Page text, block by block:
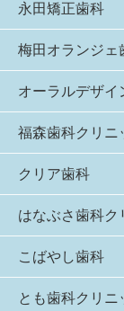
永田矯正歯科
梅田オランジェ
オーラルデザイ
福森歯科クリニ
クリア歯科
はなぶさ歯科ク
こばやし歯科
とも歯科クリニ